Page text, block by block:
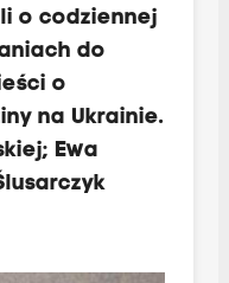
o codziennej
do
o
na Ukrainie.
Ewa